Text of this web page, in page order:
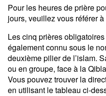
Pour les heures de prière
jours, veuillez vous référer
Les cinq prières
également connu sous le
deuxième pilier de l’islam.
ou en groupe, face à la
Vous pouvez trouver la
en utilisant le tableau ci-